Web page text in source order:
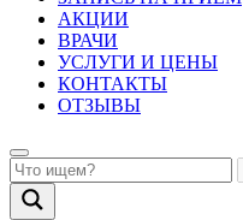
АКЦИИ
ВРАЧИ
УСЛУГИ И ЦЕНЫ
КОНТАКТЫ
ОТЗЫВЫ